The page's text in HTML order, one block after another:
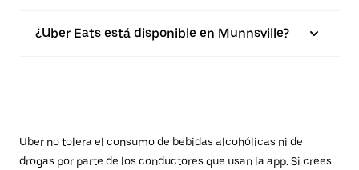
¿Uber Eats está disponible en Munnsville?
Uber no tolera el consumo de bebidas alcohólicas ni de
drogas por parte de los conductores que usan la app. Si crees